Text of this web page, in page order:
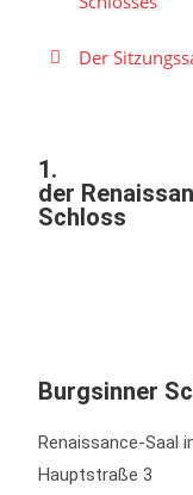
Der
1.
der
Schloss
Burgsinner
Renaissance-Saal
Hauptstraße 3